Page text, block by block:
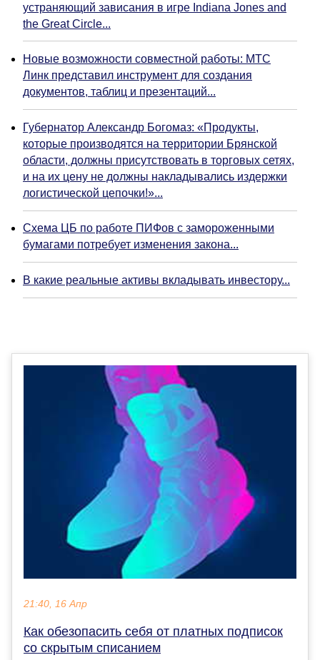
устраняющий зависания в игре Indiana Jones and
the Great Circle...
Новые возможности совместной работы: МТС
Линк представил инструмент для создания
документов, таблиц и презентаций...
Губернатор Александр Богомаз: «Продукты,
которые производятся на территории Брянской
области, должны присутствовать в торговых сетях,
и на их цену не должны накладывались издержки
логистической цепочки!»...
Схема ЦБ по работе ПИФов с замороженными
бумагами потребует изменения закона...
В какие реальные активы вкладывать инвестору...
21:40, 16 Апр
Как обезопасить себя от платных подписок
со скрытым списанием